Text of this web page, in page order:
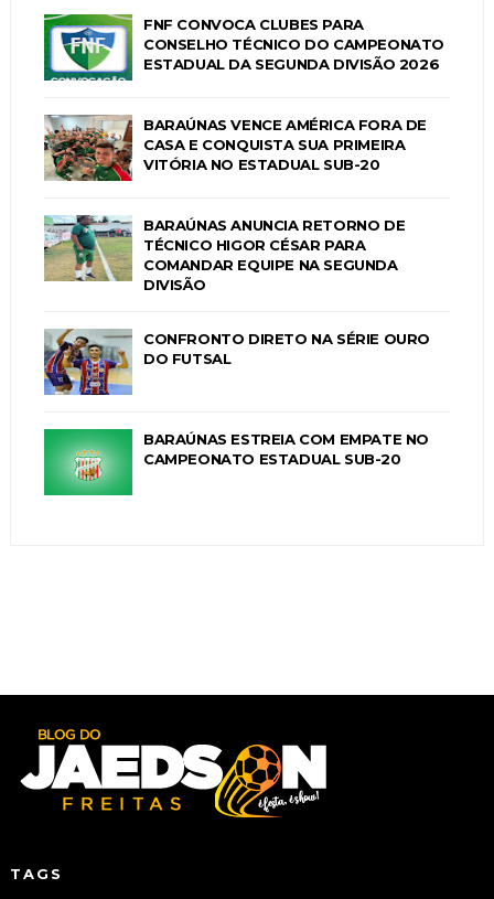
FNF CONVOCA CLUBES PARA
CONSELHO TÉCNICO DO CAMPEONATO
ESTADUAL DA SEGUNDA DIVISÃO 2026
BARAÚNAS VENCE AMÉRICA FORA DE
CASA E CONQUISTA SUA PRIMEIRA
VITÓRIA NO ESTADUAL SUB-20
BARAÚNAS ANUNCIA RETORNO DE
TÉCNICO HIGOR CÉSAR PARA
COMANDAR EQUIPE NA SEGUNDA
DIVISÃO
CONFRONTO DIRETO NA SÉRIE OURO
DO FUTSAL
BARAÚNAS ESTREIA COM EMPATE NO
CAMPEONATO ESTADUAL SUB-20
TAGS